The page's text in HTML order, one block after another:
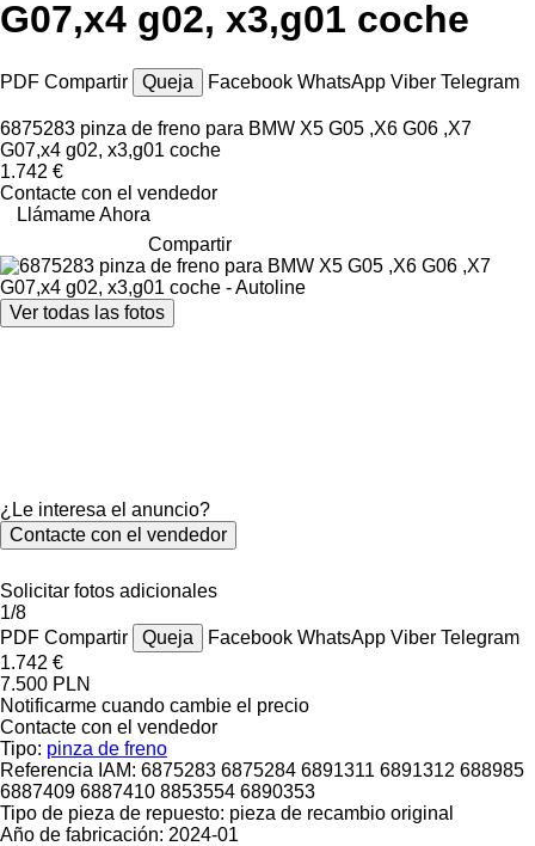
G07,x4 g02, x3,g01 coche
PDF Compartir Queja Facebook WhatsApp Viber Telegram
6875283 pinza de freno para BMW X5 G05 ,X6 G06 ,X7
G07,x4 g02, x3,g01 coche
1.742 €
Contacte con el vendedor
Llámame Ahora
Compartir
Ver todas las fotos
¿Le interesa el anuncio?
Contacte con el vendedor
Solicitar fotos adicionales
1/8
PDF Compartir Queja Facebook WhatsApp Viber Telegram
1.742 €
7.500 PLN
Notificarme cuando cambie el precio
Contacte con el vendedor
Tipo: pinza de freno
Referencia IAM: 6875283 6875284 6891311 6891312 688985
6887409 6887410 8853554 6890353
Tipo de pieza de repuesto: pieza de recambio original
Año de fabricación: 2024-01